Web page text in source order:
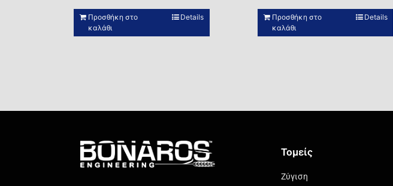
Προσθήκη στο
καλάθι
Details
Προσθήκη στο
καλάθι
Details
Τομείς
Ζύγιση